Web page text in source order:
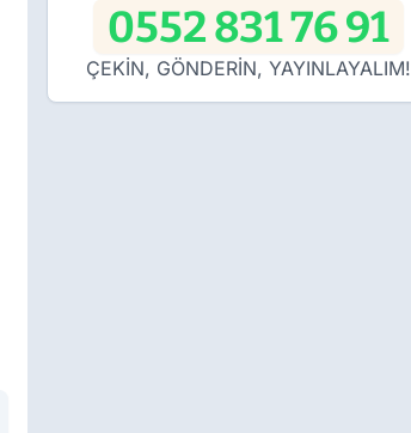
0552 831 76 91
ÇEKİN, GÖNDERİN, YAYINLAYALIM!